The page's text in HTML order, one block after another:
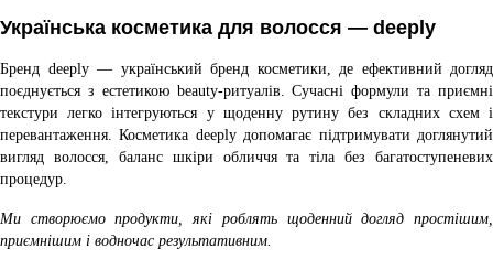
Українська косметика для волосся — deeply
Бренд deeply — український бренд косметики, де ефективний догляд
поєднується з естетикою beauty-ритуалів. Сучасні формули та приємні
текстури легко інтегруються у щоденну рутину без складних схем і
перевантаження. Косметика deeply допомагає підтримувати доглянутий
вигляд волосся, баланс шкіри обличчя та тіла без багатоступеневих
процедур.
Ми створюємо продукти, які роблять щоденний догляд простішим,
приємнішим і водночас результативним.